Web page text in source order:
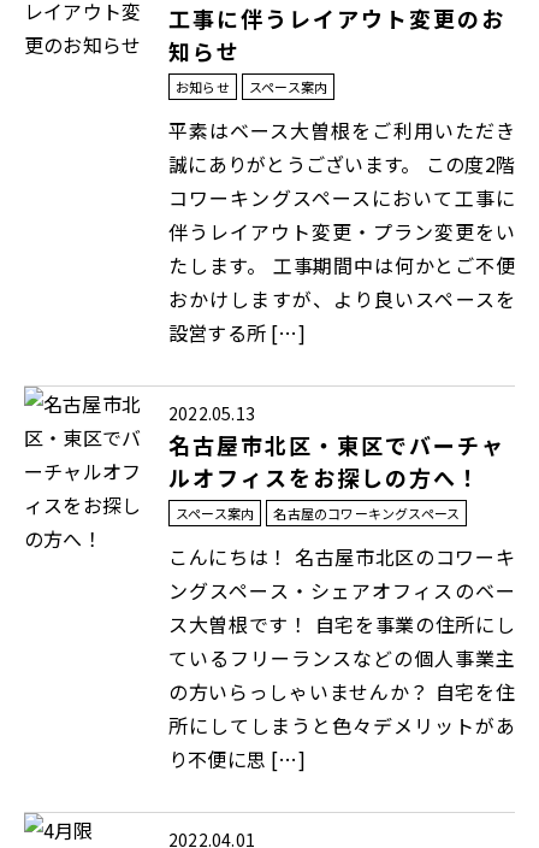
工事に伴うレイアウト変更のお
知らせ
お知らせ スペース案内
平素はベース大曽根をご利用いただき
誠にありがとうございます。 この度2階
コワーキングスペースにおいて工事に
伴うレイアウト変更・プラン変更をい
たします。 工事期間中は何かとご不便
おかけしますが、より良いスペースを
設営する所 […]
2022.05.13
名古屋市北区・東区でバーチャ
ルオフィスをお探しの方へ！
スペース案内 名古屋のコワーキングスペース
こんにちは！ 名古屋市北区のコワーキ
ングスペース・シェアオフィスのベー
ス大曽根です！ 自宅を事業の住所にし
ているフリーランスなどの個人事業主
の方いらっしゃいませんか？ 自宅を住
所にしてしまうと色々デメリットがあ
り不便に思 […]
2022.04.01